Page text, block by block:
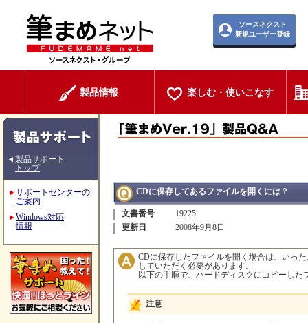
ソースネクスト
新規ユーザー登録
製品情報 楽しむ・使いこなす
製品サポート
トップ
サポートセンターの
ご案内
Windows対応
情報
CDに保存してあるファイルを開くには？
文書番号
19225
更新日
2008年9月8日
CDに保存したファイルを開く場合は、いっ
していただく必要があります。
以下の手順で、ハードディスクにコピーし
注意